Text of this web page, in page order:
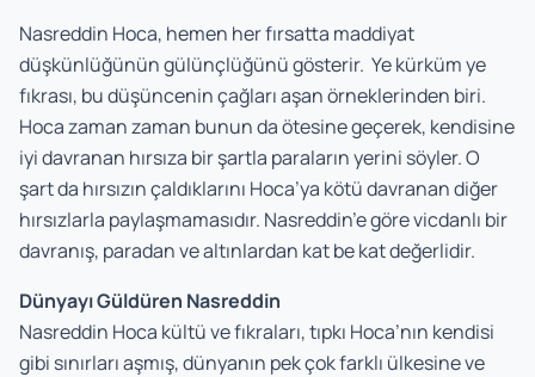
Nasreddin Hoca, hemen her fırsatta maddiyat
düşkünlüğünün gülünçlüğünü gösterir. Ye kürküm ye
fıkrası, bu düşüncenin çağları aşan örneklerinden biri.
Hoca zaman zaman bunun da ötesine geçerek, kendisine
iyi davranan hırsıza bir şartla paraların yerini söyler. O
şart da hırsızın çaldıklarını Hoca’ya kötü davranan diğer
hırsızlarla paylaşmamasıdır. Nasreddin’e göre vicdanlı bir
davranış, paradan ve altınlardan kat be kat değerlidir.
Dünyayı Güldüren Nasreddin
Nasreddin Hoca kültü ve fıkraları, tıpkı Hoca’nın kendisi
gibi sınırları aşmış, dünyanın pek çok farklı ülkesine ve